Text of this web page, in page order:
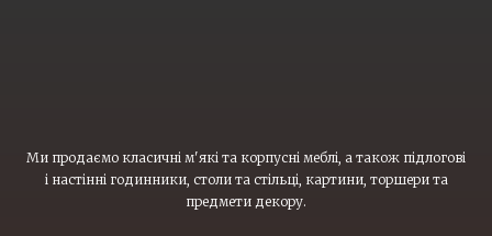
Ми продаємо класичні м'які та корпусні меблі, а також підлогові
і настінні годинники, столи та стільці, картини, торшери та
предмети декору.